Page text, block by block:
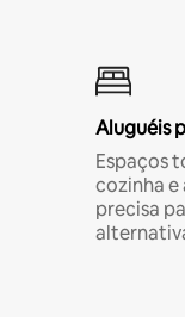
Aluguéis
Espaços
cozinha e
precisa